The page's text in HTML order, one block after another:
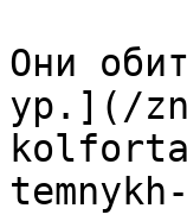
Они
ур.](/